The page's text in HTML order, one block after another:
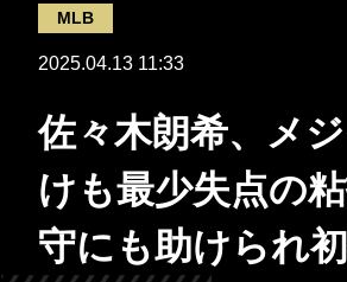
MLB
2025.04.13 11:33
佐々木朗希、メ
けも最少失点の
守にも助けられ